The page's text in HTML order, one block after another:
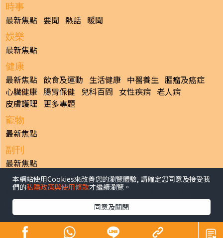
時事
最新焦點 要聞 熱話 暖聞
娛樂
最新焦點
健康
最新焦點 飲食及運動 生活健康 中醫養生 腫瘤及癌症
心臟健康 腸胃保健 兒科百問 女性疾病 老人病
皮膚護理 更多專題
寵物
最新焦點
副刊
最新焦點
日報
揭頁版 港聞 財經/地產 中國/國際
生活副刊
體育 專題/人物
香港經濟日報版權所有©2026
本網站使用Cookies來改善您的瀏覽體驗, 請確定您同意及接受我
們的私隱政策與使用條款才繼續瀏覽。
同意及關閉